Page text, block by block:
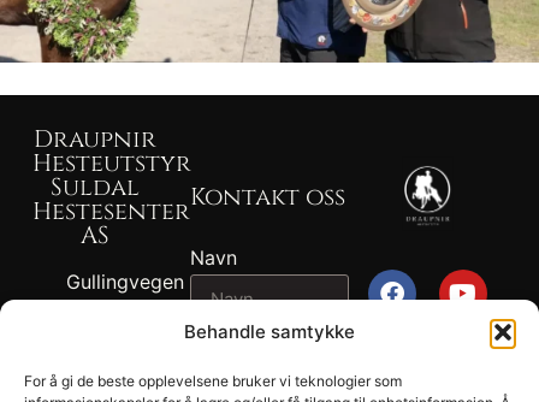
Behandle samtykke
For å gi de beste opplevelsene bruker vi teknologier som
Draupnir
Hesteutstyr
Suldal
Hestesenter
AS
Gullingvegen
917 82 767 -
Kontakt oss
Navn
Epost